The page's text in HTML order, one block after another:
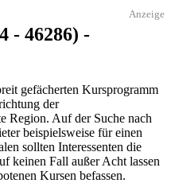
Anzeige
- 46286) -
gefächerten Kursprogramm
der
Region. Auf der Suche nach
beispielsweise für einen
sollten Interessenten die
keinen Fall außer Acht lassen
Kursen befassen.